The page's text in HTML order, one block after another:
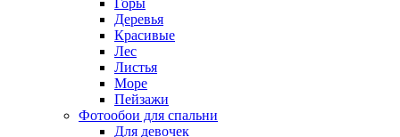
Горы
Деревья
Красивые
Лес
Листья
Море
Пейзажи
Фотообои для спальни
Для девочек